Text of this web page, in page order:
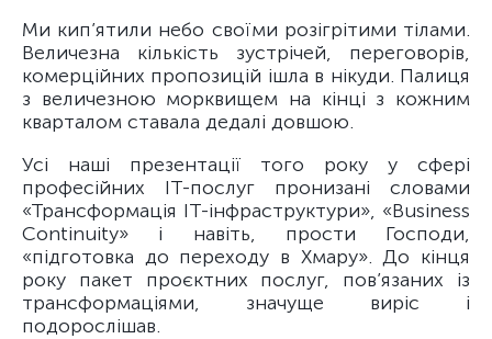
Ми кип’ятили небо своїми розігрітими тілами.
Величезна кількість зустрічей, переговорів,
комерційних пропозицій ішла в нікуди. Палиця
з величезною морквищем на кінці з кожним
кварталом ставала дедалі довшою.
Усі наші презентації того року у сфері
професійних ІТ-послуг пронизані словами
«Трансформація ІТ-інфраструктури», «Business
Continuity» і навіть, прости Господи,
«підготовка до переходу в Хмару». До кінця
року пакет проєктних послуг, пов’язаних із
трансформаціями, значуще виріс і
подорослішав.